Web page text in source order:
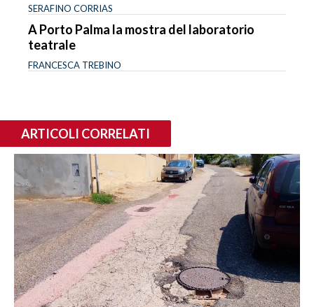
SERAFINO CORRIAS
A Porto Palma la mostra del laboratorio
teatrale
FRANCESCA TREBINO
ARTICOLI CORRELATI